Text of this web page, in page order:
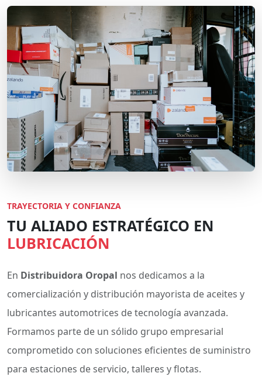
TRAYECTORIA Y CONFIANZA
TU ALIADO ESTRATÉGICO EN
LUBRICACIÓN
En Distribuidora Oropal nos dedicamos a la
comercialización y distribución mayorista de aceites y
lubricantes automotrices de tecnología avanzada.
Formamos parte de un sólido grupo empresarial
comprometido con soluciones eficientes de suministro
para estaciones de servicio, talleres y flotas.